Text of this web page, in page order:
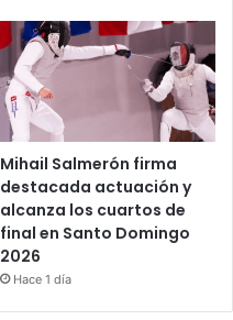
Mihail Salmerón firma
destacada actuación y
alcanza los cuartos de
final en Santo Domingo
2026
Hace 1 día